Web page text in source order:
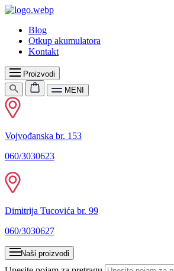
Blog
Otkup akumulatora
Kontakt
Proizvodi
MENI
Vojvođanska br. 153
060/3030623
Dimitrija Tucovića br. 99
060/3030627
Naši proizvodi